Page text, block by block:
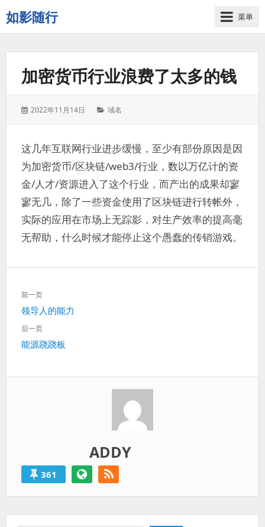
如影随行
如
果
的，
过
菜单
加密货币行业浪费了太多的钱
发
2022年11月14日
分
域名
这几年互联网行业进步缓慢，至少有部份原因是因
为加密货币/区块链/web3/行业，数以万亿计的资
金/人才/资源进入了这个行业，而产出的成果却寥
寥无几，除了一些资金使用了区块链进行转帐外，
实际的应用在市场上无踪影，对生产效率的提高毫
无帮助，什么时候才能停止这个愚蠢的传销游戏。
文
章
导
航
前一页
上
一
领导人的能力
后一页
下
能源跷跷板
ADDY
361